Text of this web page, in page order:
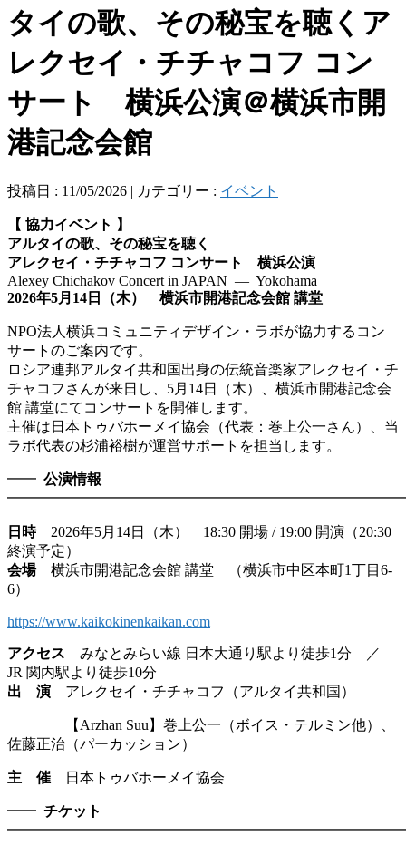
タイの歌、その秘宝を聴くア
レクセイ・チチャコフ コン
サート 横浜公演＠横浜市開
港記念会館
投稿日 : 11/05/2026 | カテゴリー : イベント
【 協力イベント 】
アルタイの歌、その秘宝を聴く
アレクセイ・チチャコフ コンサート 横浜公演
Alexey Chichakov Concert in JAPAN — Yokohama
2026年5月14日（木） 横浜市開港記念会館 講堂
NPO法人横浜コミュニティデザイン・ラボが協力するコン
サートのご案内です。
ロシア連邦アルタイ共和国出身の伝統音楽家アレクセイ・チ
チャコフさんが来日し、5月14日（木）、横浜市開港記念会
館 講堂にてコンサートを開催します。
主催は日本トゥバホーメイ協会（代表：巻上公一さん）、当
ラボ代表の杉浦裕樹が運営サポートを担当します。
━━ 公演情報
日時2026年5月14日（木） 18:30 開場 / 19:00 開演（20:30
終演予定）
会場横浜市開港記念会館 講堂 （横浜市中区本町1丁目6-
6）
https://www.kaikokinenkaikan.com
アクセス みなとみらい線 日本大通り駅より徒歩1分 ／
JR 関内駅より徒歩10分
出 演 アレクセイ・チチャコフ（アルタイ共和国）
【Arzhan Suu】巻上公一（ボイス・テルミン他）、
佐藤正治（パーカッション）
主 催 日本トゥバホーメイ協会
━━ チケット